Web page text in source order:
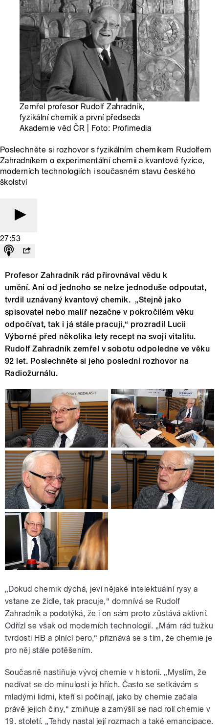
Zemřel profesor Rudolf Zahradník,
fyzikální chemik a první předseda
Akademie věd ČR | Foto: Profimedia
Poslechněte si rozhovor s fyzikálním chemikem Rudolfem
Zahradníkem o experimentální chemii a kvantové fyzice,
moderních technologiích i současném stavu českého
školství
27:53
Profesor Zahradník rád přirovnával vědu k
umění. Ani od jednoho se nelze jednoduše odpoutat,
tvrdil uznávaný kvantový chemik. „Stejně jako
spisovatel nebo malíř nezačne v pokročilém věku
odpočívat, tak i já stále pracuji,“ prozradil Lucii
Výborné před několika lety recept na svoji vitalitu.
Rudolf Zahradník zemřel v sobotu odpoledne ve věku
92 let. Poslechněte si jeho poslední rozhovor na
Radiožurnálu.
„Dokud chemik dýchá, jeví nějaké intelektuální rysy a
vstane ze židle, tak pracuje,“ domnívá se Rudolf
Zahradník a podotýká, že i on sám proto zůstává aktivní.
Odřízl se však od moderních technologií. „Mám rád tužku
tvrdosti HB a plnící pero,“ přiznává se s tím, že chemie je
pro něj stále potěšením.
Současně nastiňuje vývoj chemie v historii. „Myslím, že
nedívat se do minulosti je hřích. Často se setkávám s
mladými lidmi, kteří si počínají, jako by chemie začala
právě jejich činy,“ zmiňuje a zamýšlí se nad rolí chemie v
19. století. „Tehdy nastal její rozmach a také emancipace.